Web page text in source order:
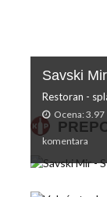
Savski Mir
Restoran -
Ocena: 3.97
komentara